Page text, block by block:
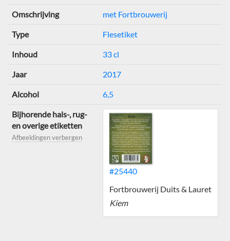
Omschrijving met Fortbrouwerij
Type Flesetiket
Inhoud 33 cl
Jaar 2017
Alcohol 6,5
Bijhorende hals-, rug-
en overige etiketten
Afbeeldingen verbergen
#25440
Fortbrouwerij Duits & Lauret
Kiem